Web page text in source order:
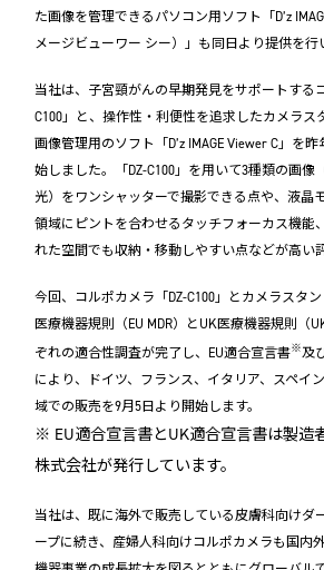
た画像を管理できるパソコン用ソフト「D’z
メージビューワー シー）」も同日より提供を行
当社は、子宮頸がんの早期発見をサポートする
C100」と、操作性・利便性を追求したカメラス
画像管理用のソフト「D’z IMAGE Viewer C」を
始しました。「DZ-C100」を用いて3種類の画像
光）をワンシャッターで撮影できる点や、液晶
領域にピントを合わせるタッチフォーカス機能
れた空間でも収納・移動しやすい点などが高い
今回、コルポカメラ「DZ-C100」とカメラスタン
医療機器規則（EU MDR）とUK医療機器規則（
ぞれの適合性調査が完了し、EU適合宣言書※及
により、ドイツ、フランス、イタリア、スペイ
域での販売を9月5日より開始します。
※ EU適合宣言書とUK適合宣言書は製造
株式会社が発行しています。
当社は、既に海外で販売している皮膚科向けダ
ープに続き、産婦人科向けコルポカメラも国内